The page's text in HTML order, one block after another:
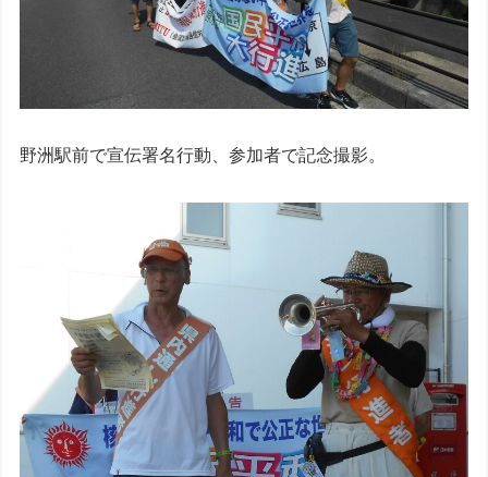
野洲駅前で宣伝署名行動、参加者で記念撮影。